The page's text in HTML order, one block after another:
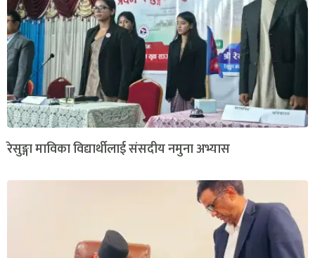
रेसुङ्गा माविका विद्यार्थीलाई संसदीय नमुना अभ्यास